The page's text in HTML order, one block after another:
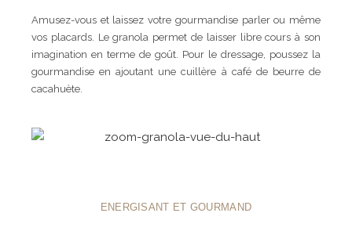
Amusez-vous et laissez votre gourmandise parler ou même
vos placards. Le granola permet de laisser libre cours à son
imagination en terme de goût. Pour le dressage, poussez la
gourmandise en ajoutant une cuillère à café de beurre de
cacahuète.
ENERGISANT ET GOURMAND